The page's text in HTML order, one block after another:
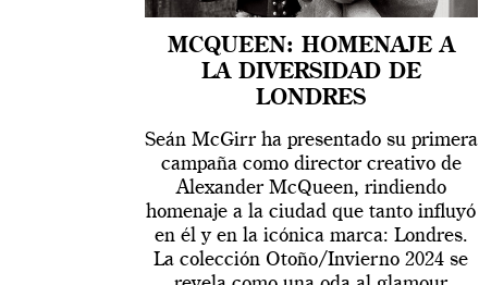
MCQUEEN: HOMENAJE A
LA DIVERSIDAD DE
LONDRES
Seán McGirr ha presentado su primera
campaña como director creativo de
Alexander McQueen, rindiendo
homenaje a la ciudad que tanto influyó
en él y en la icónica marca: Londres.
La colección Otoño/Invierno 2024 se